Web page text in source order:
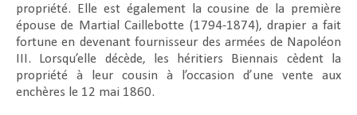
propriété. Elle est également la cousine de la première
épouse de Martial Caillebotte (1794-1874), drapier a fait
fortune en devenant fournisseur des armées de Napoléon
III. Lorsqu’elle décède, les héritiers Biennais cèdent la
propriété à leur cousin à l’occasion d’une vente aux
enchères le 12 mai 1860.